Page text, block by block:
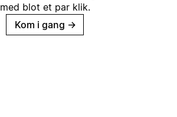
med blot et par klik.
Kom i gang →